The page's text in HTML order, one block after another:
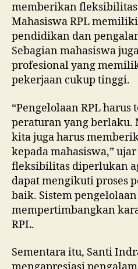
memberikan fleksibilitas
Mahasiswa RPL
pendidikan dan
Sebagian mahasiswa
profesional yang
pekerjaan cukup tinggi.
“Pengelolaan RPL harus
peraturan yang berlaku.
kita juga harus
kepada mahasiswa,”
fleksibilitas diperlukan
dapat mengikuti proses
baik. Sistem
mempertimbangkan
RPL.
Sementara itu, Santi